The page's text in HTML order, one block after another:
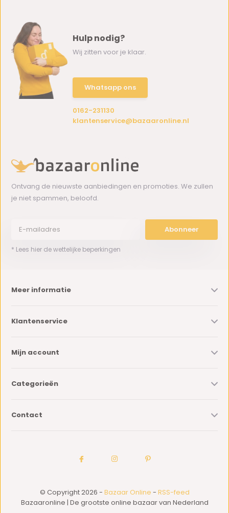
Hulp nodig?
Wij zitten voor je klaar.
Whatsapp ons
0162-231130
klantenservice@bazaaronline.nl
Ontvang de nieuwste aanbiedingen en promoties. We zullen
je niet spammen, beloofd.
Abonneer
* Lees hier de wettelijke beperkingen
Meer informatie
Klantenservice
Mijn account
Categorieën
Contact
© Copyright 2026 - Bazaar Online - RSS-feed
Bazaaronline | De grootste online bazaar van Nederland